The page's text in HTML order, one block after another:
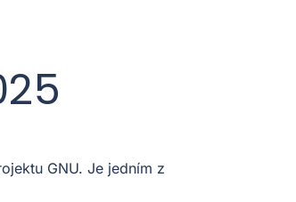
GNU. Je jedním z